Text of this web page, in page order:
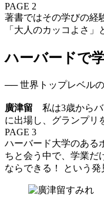
PAGE 2
著書ではその学びの経
「大人のカッコよさ
ハーバードで
── 世界トップレベル
廣津留 私は3歳からバ
に出場し、グランプリ
PAGE 3
ハーバード大学のある
ちと会う中で、学業だ
ならできる！ という発